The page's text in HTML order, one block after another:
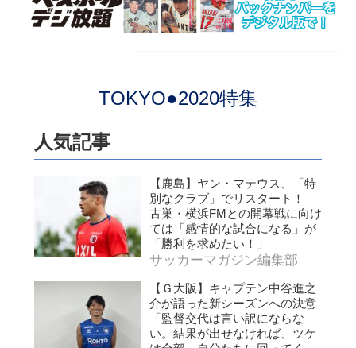
TOKYO●2020特集
人気記事
【鹿島】ヤン・マテウス、「特
別なクラブ」でリスタート！
古巣・横浜FMとの開幕戦に向け
ては「感情的な試合になる」が
「勝利を求めたい！」
サッカーマガジン編集部
【Ｇ大阪】キャプテン中谷進之
介が語った新シーズンへの決意
「監督交代は言い訳にならな
い。結果が出せなければ、ツケ